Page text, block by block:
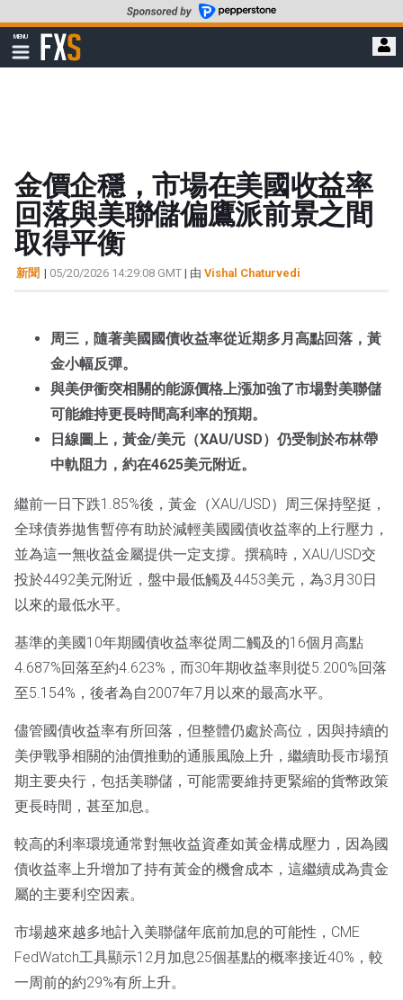
至
要
MENU
顯
示
FXStreet
金價企穩，市場在美國收益率
回落與美聯儲偏鷹派前景之間
取得平衡
新聞 | 05/20/2026 14:29:08 GMT | 由 Vishal Chaturvedi
周三，隨著美國國債收益率從近期多月高點回落，黃
金小幅反彈。
與美伊衝突相關的能源價格上漲加強了市場對美聯儲
可能維持更長時間高利率的預期。
日線圖上，黃金/美元（XAU/USD）仍受制於布林帶
中軌阻力，約在4625美元附近。
繼前一日下跌1.85%後，黃金（XAU/USD）周三保持堅挺，
全球債券拋售暫停有助於減輕美國國債收益率的上行壓力，
並為這一無收益金屬提供一定支撐。撰稿時，XAU/USD交
投於4492美元附近，盤中最低觸及4453美元，為3月30日
以來的最低水平。
基準的美國10年期國債收益率從周二觸及的16個月高點
4.687%回落至約4.623%，而30年期收益率則從5.200%回落
至5.154%，後者為自2007年7月以來的最高水平。
儘管國債收益率有所回落，但整體仍處於高位，因與持續的
美伊戰爭相關的油價推動的通脹風險上升，繼續助長市場預
期主要央行，包括美聯儲，可能需要維持更緊縮的貨幣政策
更長時間，甚至加息。
較高的利率環境通常對無收益資產如黃金構成壓力，因為國
債收益率上升增加了持有黃金的機會成本，這繼續成為貴金
屬的主要利空因素。
市場越來越多地計入美聯儲年底前加息的可能性，CME
FedWatch工具顯示12月加息25個基點的概率接近40%，較
一周前的約29%有所上升。